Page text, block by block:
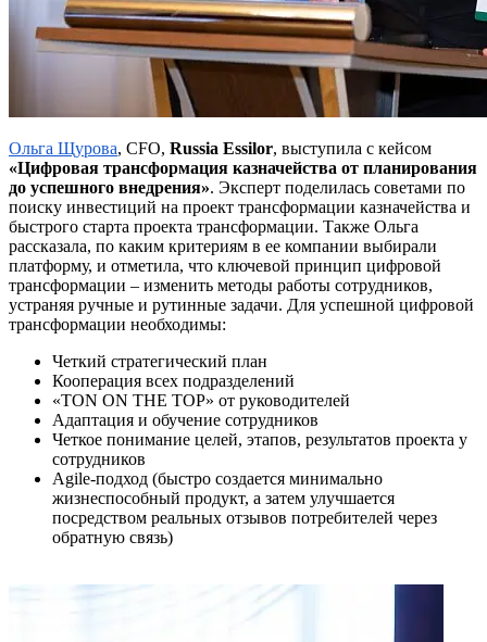
Ольга Щурова, CFO, Russia Essilor, выступила с кейсом
«Цифровая трансформация казначейства от планирования
до успешного внедрения». Эксперт поделилась советами по
поиску инвестиций на проект трансформации казначейства и
быстрого старта проекта трансформации. Также Ольга
рассказала, по каким критериям в ее компании выбирали
платформу, и отметила, что ключевой принцип цифровой
трансформации – изменить методы работы сотрудников,
устраняя ручные и рутинные задачи. Для успешной цифровой
трансформации необходимы:
Четкий стратегический план
Кооперация всех подразделений
«TON ON THE TOP» от руководителей
Адаптация и обучение сотрудников
Четкое понимание целей, этапов, результатов проекта у
сотрудников
Agile-подход (быстро создается минимально
жизнеспособный продукт, а затем улучшается
посредством реальных отзывов потребителей через
обратную связь)